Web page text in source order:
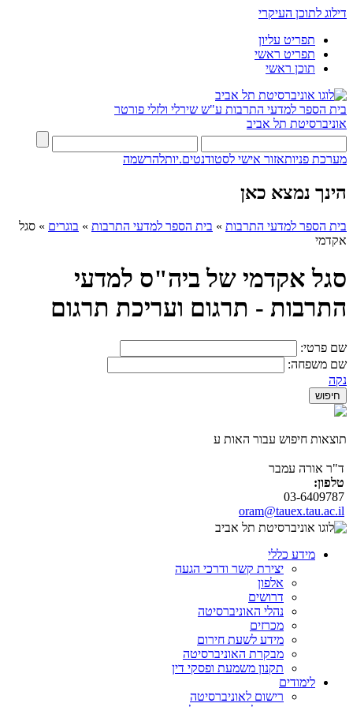
דילוג לתוכן העיקרי
תפריט עליון
תפריט ראשי
תוכן ראשי
בית הספר למדעי התרבות ע"ש שירלי ולזלי פורטר
אוניברסיטת תל אביב
מערכת פניותאזור אישי לסטודנטים.יותלהרשמה
הינך נמצא כאן
בית הספר למדעי התרבות » בית הספר למדעי התרבות » בוגרים » סגל
אקדמי
סגל אקדמי של ביה"ס למדעי
התרבות - תרגום ועריכת תרגום
שם פרטי:
שם משפחה:
נקה
תוצאות חיפוש עבור האות ע
ד"ר אורה עמבר
טלפון:
03-6409787
oram@tauex.tau.ac.il
מידע כללי
יצירת קשר ודרכי הגעה
אלפון
דרושים
נהלי האוניברסיטה
מכרזים
מידע לשעת חירום
מבקרת האוניברסיטה
תקנון משמעת ופסקי דין
לימודים
רישום לאוניברסיטה